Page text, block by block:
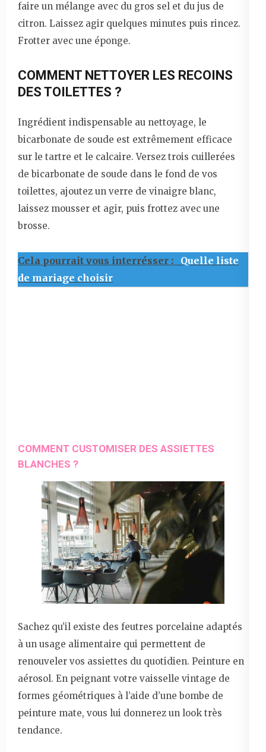
faire un mélange avec du gros sel et du jus de
citron. Laissez agir quelques minutes puis rincez.
Frotter avec une éponge.
COMMENT NETTOYER LES RECOINS
DES TOILETTES ?
Ingrédient indispensable au nettoyage, le
bicarbonate de soude est extrêmement efficace
sur le tartre et le calcaire. Versez trois cuillerées
de bicarbonate de soude dans le fond de vos
toilettes, ajoutez un verre de vinaigre blanc,
laissez mousser et agir, puis frottez avec une
brosse.
Cela pourrait vous interrésser :
Quelle liste
de mariage choisir
COMMENT CUSTOMISER DES ASSIETTES
BLANCHES ?
Sachez qu’il existe des feutres porcelaine adaptés
à un usage alimentaire qui permettent de
renouveler vos assiettes du quotidien. Peinture en
aérosol. En peignant votre vaisselle vintage de
formes géométriques à l’aide d’une bombe de
peinture mate, vous lui donnerez un look très
tendance.